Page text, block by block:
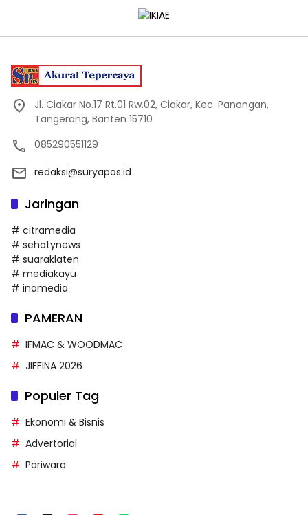
Jl. Ciakar No.17 Rt.01 Rw.02, Ciakar, Kec. Panongan,
Tangerang, Banten 15710
085290551129
redaksi@suryapos.id
Jaringan
# citramedia
# sehatynews
# suaraklaten
# mediakayu
# inamedia
PAMERAN
IFMAC & WOODMAC
JIFFINA 2026
Populer Tag
Ekonomi & Bisnis
Advertorial
Pariwara